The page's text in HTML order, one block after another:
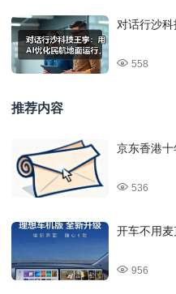
对话行沙
558
推荐内容
京东香港
536
开车不用
956